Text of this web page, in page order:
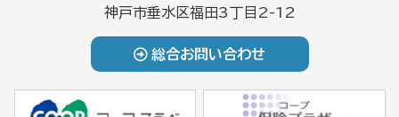
神戸市垂水区福田3丁目2-12
総合お問い合わせ